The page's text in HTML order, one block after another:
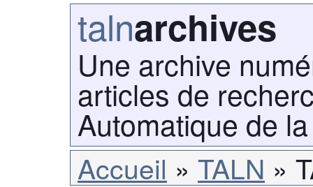
talnarchives
Une archive
articles de
Automatique de
Accueil TALN